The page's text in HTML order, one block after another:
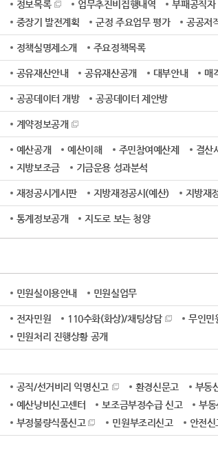
정보목록
업무추진비집행내역 부패공직자
중장기 발전계획
군정 주요업무 평가 공공저
정책실명제소개 주요정책목록
공유재산안내 공유재산공개 대부안내 매
공공데이터 개방 공공데이터 제안방
계약정보공개
예산공개 예산이해 주민참여예산제 결산
지방보조금
기금운용 성과분석
재정공시게시판 지방재정공시(예산) 지방재
통계정보공개 지도로 보는 청양
민원실이용안내 민원실업무
전자민원 110수화(화상)/채팅상담
무인민
민원처리 진행상황 공개
공직/선거비리 익명신고 환경신문고
부동
예산낭비신고센터
보조금부정수급 신고
부
부정불량식품신고
민원부조리신고 안전신